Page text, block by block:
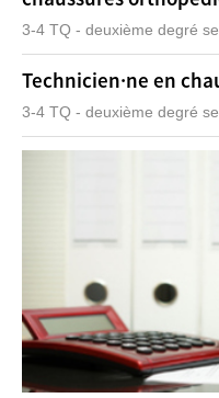
3-4 TQ - deuxième degré
Technicien·ne en
3-4 TQ - deuxième degré